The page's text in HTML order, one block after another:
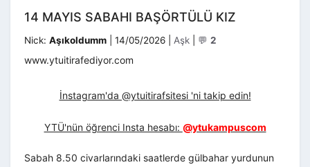
14 MAYIS SABAHI BAŞÖRTÜLÜ KIZ
Nick: Aşıkoldumm 14/05/2026 Kategoriler
Aşk 💬 2
www.ytuitirafediyor.com
İnstagram'da @ytuitirafsitesi 'ni takip edin!
YTÜ'nün öğrenci Insta hesabı: @ytukampuscom
Sabah 8.50 civarlarındaki saatlerde gülbahar yurdunun